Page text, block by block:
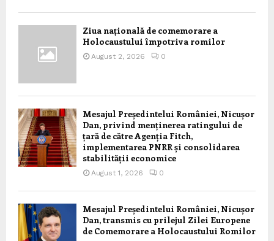
Ziua națională de comemorare a
Holocaustului împotriva romilor
August 2, 2026 0
Mesajul Președintelui României, Nicușor
Dan, privind menținerea ratingului de
țară de către Agenția Fitch,
implementarea PNRR și consolidarea
stabilității economice
August 1, 2026 0
Mesajul Președintelui României, Nicușor
Dan, transmis cu prilejul Zilei Europene
de Comemorare a Holocaustului Romilor